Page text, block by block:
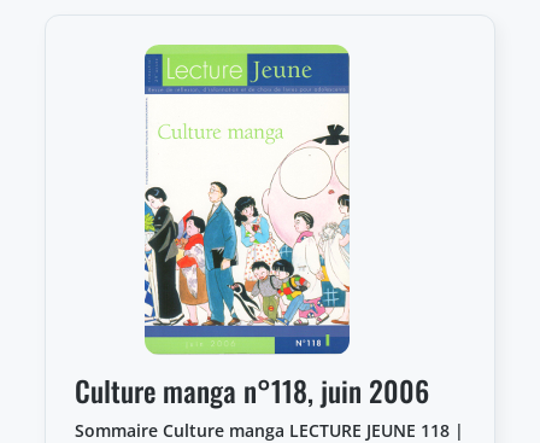
Culture manga n°118, juin 2006
Sommaire Culture manga LECTURE JEUNE 118 |